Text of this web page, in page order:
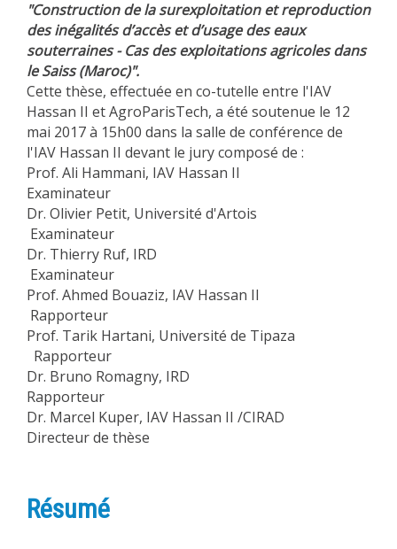
"Construction de la surexploitation et reproduction
des inégalités d’accès et d’usage des eaux
souterraines - Cas des exploitations agricoles dans
le Saiss (Maroc)".
Cette thèse, effectuée en co-tutelle entre l'IAV
Hassan II et AgroParisTech, a été soutenue le 12
mai 2017 à 15h00 dans la salle de conférence de
l'IAV Hassan II devant le jury composé de :
Prof. Ali Hammani, IAV Hassan II
Examinateur
Dr. Olivier Petit, Université d'Artois
Examinateur
Dr. Thierry Ruf, IRD
Examinateur
Prof. Ahmed Bouaziz, IAV Hassan II
Rapporteur
Prof. Tarik Hartani, Université de Tipaza
Rapporteur
Dr. Bruno Romagny, IRD
Rapporteur
Dr. Marcel Kuper, IAV Hassan II /CIRAD
Directeur de thèse
Résumé